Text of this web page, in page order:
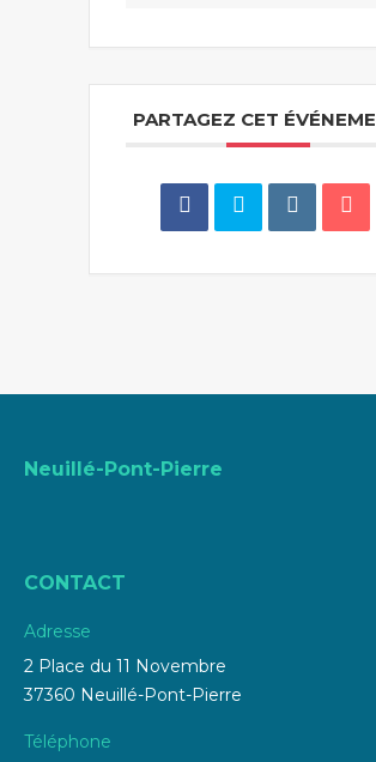
PARTAGEZ CET
Neuillé-Pont-Pierre
CONTACT
Adresse
2 Place du 11 Novembre
37360 Neuillé-Pont-Pierre
Téléphone